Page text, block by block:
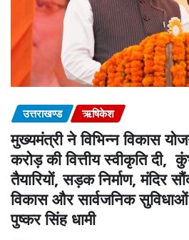
उत्तराखण्ड ऋषिकेश
मुख्यमंत्री ने विभिन्न विकास
करोड़ की वित्तीय स्वीकृति
तैयारियों, सड़क निर्माण, मंदिर
विकास और सार्वजनिक
पुष्कर सिंह धामी